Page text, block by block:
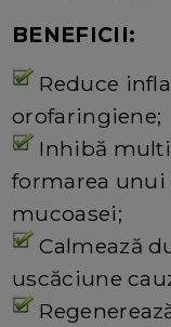
BENEFICII:
Reduce
orofaringiene;
Inhibă
formarea
mucoasei;
Calmează
uscăciune